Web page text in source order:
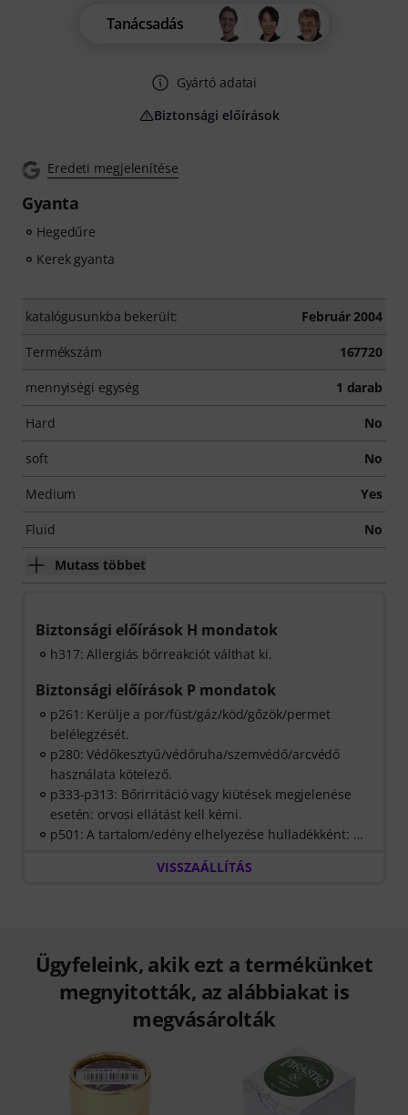
Eredeti megjelenítése
Gyanta
Hegedűre
Kerek gyanta
katalógusunkba bekerült: Február 2004
Termékszám 167720
mennyiségi egység 1 darab
Hard No
soft No
Medium Yes
Fluid No
Mutass többet
Biztonsági előírások H mondatok
h317: Allergiás bőrreakciót válthat ki.
Biztonsági előírások P mondatok
p261: Kerülje a por/füst/gáz/köd/gőzök/permet
belélegzését.
p280: Védőkesztyű/védőruha/szemvédő/arcvédő
használata kötelező.
p333-p313: Bőrirritáció vagy kiütések megjelenése
esetén: orvosi ellátást kell kérni.
p501: A tartalom/edény elhelyezése hulladékként: …
VISSZAÁLLÍTÁS
Tanácsadás
Gyártó adatai
Biztonsági előírások
Ügyfeleink, akik ezt a termékünket
megnyitották, az alábbiakat is
megvásárolták